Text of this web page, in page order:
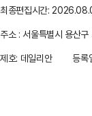
최종편집시간:
주소 : 서울특별시 용산
제호: 데일리안
등